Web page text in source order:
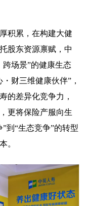
积累，在构建大健
股东资源禀赋，中
场景”的健康生态
财三维健康伙伴”，
的差异化竞争力，
更将保险产服向生
到“生态竞争”的转型
。